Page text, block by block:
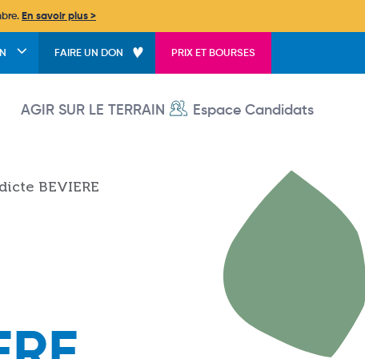
En savoir plus >
FAIRE UN DON PRIX ET BOURSES
AGIR SUR LE TERRAIN User account menu
Espace Candidats
BEVIERE